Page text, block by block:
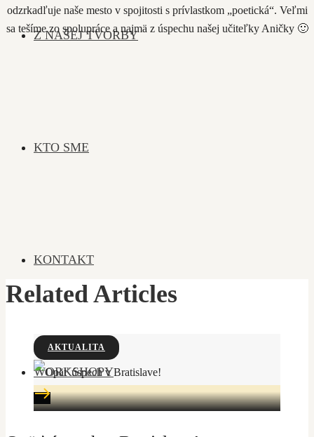
Z NAŠEJ TVORBY
KTO SME
KONTAKT
WORKSHOPY
odzrkadľuje naše mesto v spojitosti s prívlastkom „poetická“. Veľmi
sa tešíme zo spolupráce a najmä z úspechu našej učiteľky Aničky 🙂
Related Articles
AKTUALITA